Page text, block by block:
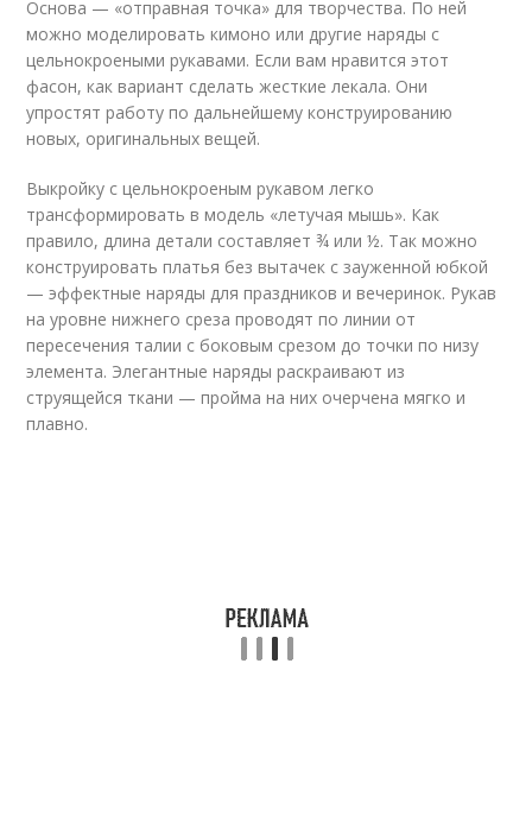
Основа — «отправная точка» для творчества. По ней
можно моделировать кимоно или другие наряды с
цельнокроеными рукавами. Если вам нравится этот
фасон, как вариант сделать жесткие лекала. Они
упростят работу по дальнейшему конструированию
новых, оригинальных вещей.
Выкройку с цельнокроеным рукавом легко
трансформировать в модель «летучая мышь». Как
правило, длина детали составляет ¾ или ½. Так можно
конструировать платья без вытачек с зауженной юбкой
— эффектные наряды для праздников и вечеринок. Рукав
на уровне нижнего среза проводят по линии от
пересечения талии с боковым срезом до точки по низу
элемента. Элегантные наряды раскраивают из
струящейся ткани — пройма на них очерчена мягко и
плавно.